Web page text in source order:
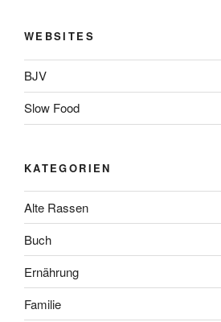
WEBSITES
BJV
Slow Food
KATEGORIEN
Alte Rassen
Buch
Ernährung
Familie